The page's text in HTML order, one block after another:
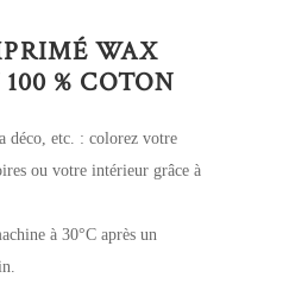
:
€.
actuel
est :
7,60 €.
WAX
% COTON
déco, etc. : colorez votre
ou votre intérieur grâce à
à 30°C après un